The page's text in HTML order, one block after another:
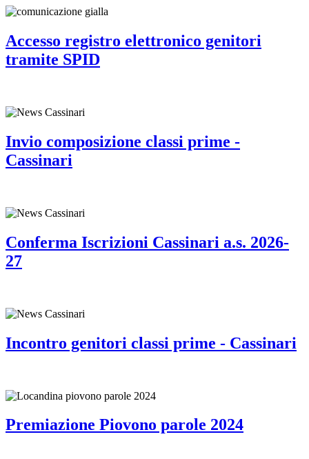
Accesso registro elettronico genitori
tramite SPID
Invio composizione classi prime -
Cassinari
Conferma Iscrizioni Cassinari a.s. 2026-
27
Incontro genitori classi prime - Cassinari
Premiazione Piovono parole 2024